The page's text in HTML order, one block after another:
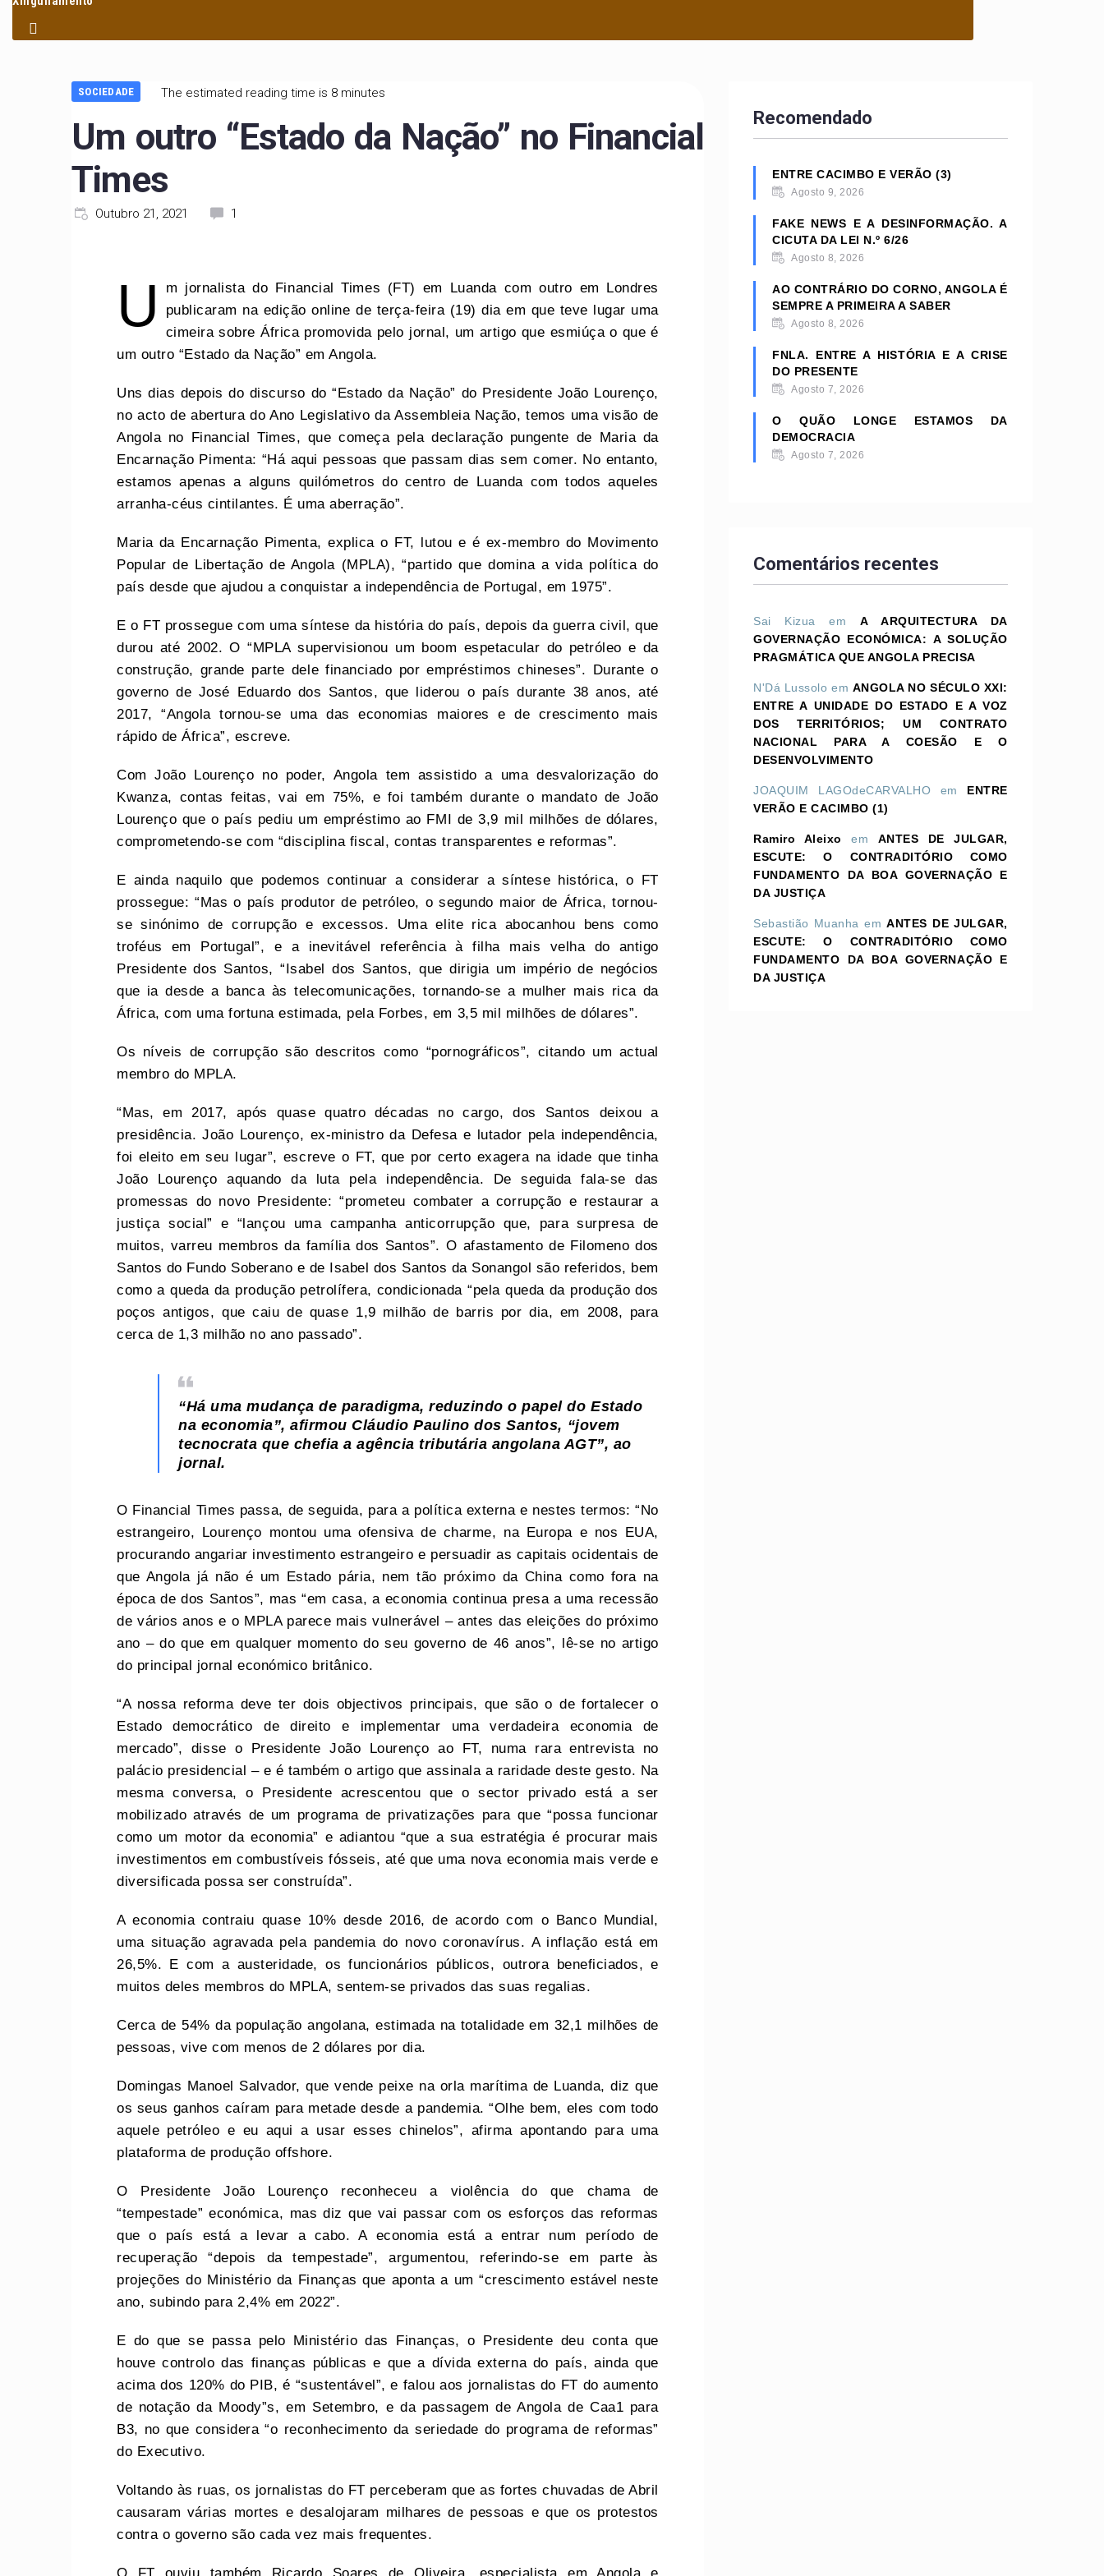
SOCIEDADE The estimated reading time is 8 minutes
Um outro “Estado da Nação” no Financial
Times
Outubro 21, 2021 1
U
m jornalista do Financial Times (FT) em Luanda com outro em Londres
publicaram na edição online de terça-feira (19) dia em que teve lugar uma
cimeira sobre África promovida pelo jornal, um artigo que esmiúça o que é
um outro “Estado da Nação” em Angola.
Uns dias depois do discurso do “Estado da Nação” do Presidente João Lourenço,
no acto de abertura do Ano Legislativo da Assembleia Nação, temos uma visão de
Angola no Financial Times, que começa pela declaração pungente de Maria da
Encarnação Pimenta: “Há aqui pessoas que passam dias sem comer. No entanto,
estamos apenas a alguns quilómetros do centro de Luanda com todos aqueles
arranha-céus cintilantes. É uma aberração”.
Maria da Encarnação Pimenta, explica o FT, lutou e é ex-membro do Movimento
Popular de Libertação de Angola (MPLA), “partido que domina a vida política do
país desde que ajudou a conquistar a independência de Portugal, em 1975”.
E o FT prossegue com uma síntese da história do país, depois da guerra civil, que
durou até 2002. O “MPLA supervisionou um boom espetacular do petróleo e da
construção, grande parte dele financiado por empréstimos chineses”. Durante o
governo de José Eduardo dos Santos, que liderou o país durante 38 anos, até
2017, “Angola tornou-se uma das economias maiores e de crescimento mais
rápido de África”, escreve.
Com João Lourenço no poder, Angola tem assistido a uma desvalorização do
Kwanza, contas feitas, vai em 75%, e foi também durante o mandato de João
Lourenço que o país pediu um empréstimo ao FMI de 3,9 mil milhões de dólares,
comprometendo-se com “disciplina fiscal, contas transparentes e reformas”.
E ainda naquilo que podemos continuar a considerar a síntese histórica, o FT
prossegue: “Mas o país produtor de petróleo, o segundo maior de África, tornou-
se sinónimo de corrupção e excessos. Uma elite rica abocanhou bens como
troféus em Portugal”, e a inevitável referência à filha mais velha do antigo
Presidente dos Santos, “Isabel dos Santos, que dirigia um império de negócios
que ia desde a banca às telecomunicações, tornando-se a mulher mais rica da
África, com uma fortuna estimada, pela Forbes, em 3,5 mil milhões de dólares”.
Os níveis de corrupção são descritos como “pornográficos”, citando um actual
membro do MPLA.
“Mas, em 2017, após quase quatro décadas no cargo, dos Santos deixou a
presidência. João Lourenço, ex-ministro da Defesa e lutador pela independência,
foi eleito em seu lugar”, escreve o FT, que por certo exagera na idade que tinha
João Lourenço aquando da luta pela independência. De seguida fala-se das
promessas do novo Presidente: “prometeu combater a corrupção e restaurar a
justiça social” e “lançou uma campanha anticorrupção que, para surpresa de
muitos, varreu membros da família dos Santos”. O afastamento de Filomeno dos
Santos do Fundo Soberano e de Isabel dos Santos da Sonangol são referidos, bem
como a queda da produção petrolífera, condicionada “pela queda da produção dos
poços antigos, que caiu de quase 1,9 milhão de barris por dia, em 2008, para
cerca de 1,3 milhão no ano passado”.
“Há uma mudança de paradigma, reduzindo o papel do Estado
na economia”, afirmou Cláudio Paulino dos Santos, “jovem
tecnocrata que chefia a agência tributária angolana AGT”, ao
jornal.
O Financial Times passa, de seguida, para a política externa e nestes termos: “No
estrangeiro, Lourenço montou uma ofensiva de charme, na Europa e nos EUA,
procurando angariar investimento estrangeiro e persuadir as capitais ocidentais de
que Angola já não é um Estado pária, nem tão próximo da China como fora na
época de dos Santos”, mas “em casa, a economia continua presa a uma recessão
de vários anos e o MPLA parece mais vulnerável – antes das eleições do próximo
ano – do que em qualquer momento do seu governo de 46 anos”, lê-se no artigo
do principal jornal económico britânico.
“A nossa reforma deve ter dois objectivos principais, que são o de fortalecer o
Estado democrático de direito e implementar uma verdadeira economia de
mercado”, disse o Presidente João Lourenço ao FT, numa rara entrevista no
palácio presidencial – e é também o artigo que assinala a raridade deste gesto. Na
mesma conversa, o Presidente acrescentou que o sector privado está a ser
mobilizado através de um programa de privatizações para que “possa funcionar
como um motor da economia” e adiantou “que a sua estratégia é procurar mais
investimentos em combustíveis fósseis, até que uma nova economia mais verde e
diversificada possa ser construída”.
A economia contraiu quase 10% desde 2016, de acordo com o Banco Mundial,
uma situação agravada pela pandemia do novo coronavírus. A inflação está em
26,5%. E com a austeridade, os funcionários públicos, outrora beneficiados, e
muitos deles membros do MPLA, sentem-se privados das suas regalias.
Cerca de 54% da população angolana, estimada na totalidade em 32,1 milhões de
pessoas, vive com menos de 2 dólares por dia.
Domingas Manoel Salvador, que vende peixe na orla marítima de Luanda, diz que
os seus ganhos caíram para metade desde a pandemia. “Olhe bem, eles com todo
aquele petróleo e eu aqui a usar esses chinelos”, afirma apontando para uma
plataforma de produção offshore.
O Presidente João Lourenço reconheceu a violência do que chama de
“tempestade” económica, mas diz que vai passar com os esforços das reformas
que o país está a levar a cabo. A economia está a entrar num período de
recuperação “depois da tempestade”, argumentou, referindo-se em parte às
projeções do Ministério da Finanças que aponta a um “crescimento estável neste
ano, subindo para 2,4% em 2022”.
E do que se passa pelo Ministério das Finanças, o Presidente deu conta que
houve controlo das finanças públicas e que a dívida externa do país, ainda que
acima dos 120% do PIB, é “sustentável”, e falou aos jornalistas do FT do aumento
de notação da Moody”s, em Setembro, e da passagem de Angola de Caa1 para
B3, no que considera “o reconhecimento da seriedade do programa de reformas”
do Executivo.
Voltando às ruas, os jornalistas do FT perceberam que as fortes chuvadas de Abril
causaram várias mortes e desalojaram milhares de pessoas e que os protestos
contra o governo são cada vez mais frequentes.
Recomendado
ENTRE CACIMBO E VERÃO (3)
Agosto 9, 2026
FAKE NEWS E A DESINFORMAÇÃO. A
CICUTA DA LEI N.º 6/26
Agosto 8, 2026
AO CONTRÁRIO DO CORNO, ANGOLA É
SEMPRE A PRIMEIRA A SABER
Agosto 8, 2026
FNLA. ENTRE A HISTÓRIA E A CRISE
DO PRESENTE
Agosto 7, 2026
O QUÃO LONGE ESTAMOS DA
DEMOCRACIA
Agosto 7, 2026
Comentários recentes
Sai Kizua emA ARQUITECTURA DA
GOVERNAÇÃO ECONÓMICA: A SOLUÇÃO
PRAGMÁTICA QUE ANGOLA PRECISA
N'Dá Lussolo em ANGOLA NO SÉCULO XXI:
ENTRE A UNIDADE DO ESTADO E A VOZ
DOS TERRITÓRIOS; UM CONTRATO
NACIONAL PARA A COESÃO E O
DESENVOLVIMENTO
JOAQUIM LAGOdeCARVALHO em ENTRE
VERÃO E CACIMBO (1)
Ramiro Aleixo em ANTES DE JULGAR,
ESCUTE: O CONTRADITÓRIO COMO
FUNDAMENTO DA BOA GOVERNAÇÃO E
DA JUSTIÇA
Sebastião Muanha emANTES DE JULGAR,
ESCUTE: O CONTRADITÓRIO COMO
FUNDAMENTO DA BOA GOVERNAÇÃO E
DA JUSTIÇA